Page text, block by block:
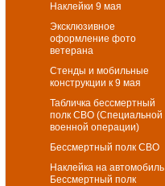
Наклейки 9 мая
Эксклюзивное
оформление фото
ветерана
Стенды и мобильные
конструкции к 9 мая
Табличка бессмертный
полк СВО (Специальной
военной операции)
Бессмертный полк СВО
Наклейка на автомобиль
Бессмертный полк